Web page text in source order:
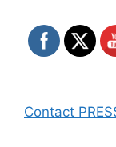
Contact